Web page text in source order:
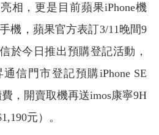
相，更是目前蘋果iPhone機
機，蘋果官方表訂3/11晚間9
於今日推出預購登記活動，
信門市登記預購iPhone SE
，開賣取機再送imos康寧9H
元）。